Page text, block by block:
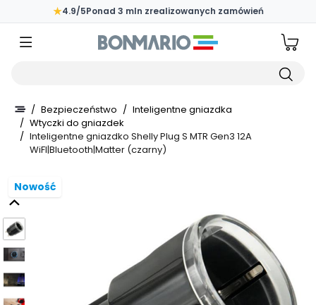
Przejdź do głównej zawartości strony
★4.9/5Ponad 3 mln zrealizowanych zamówień
/ Bezpieczeństwo / Inteligentne gniazdka
/ Wtyczki do gniazdek
/ Inteligentne gniazdko Shelly Plug S MTR Gen3 12A
WiFI|Bluetooth|Matter (czarny)
Nowość